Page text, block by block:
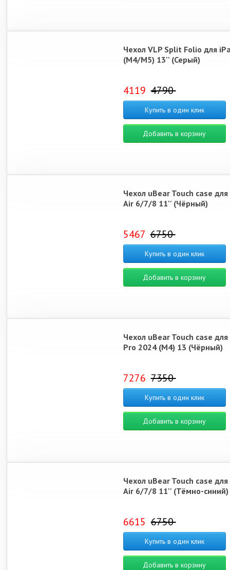
Чехол VLP Split Folio для
(M4/M5) 13'' (Серый)
4119 4790
Купить в один клик
Добавить в корзину
Чехол uBear Touch case
Air 6/7/8 11'' (Чёрный)
5467 6750
Купить в один клик
Добавить в корзину
Чехол uBear Touch case
Pro 2024 (M4) 13 (Чёрный)
7276 7350
Купить в один клик
Добавить в корзину
Чехол uBear Touch case
Air 6/7/8 11'' (Тёмно-синий)
6615 6750
Купить в один клик
Добавить в корзину